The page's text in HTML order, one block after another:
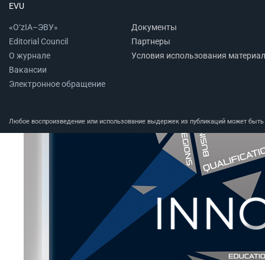
EVU
«O‘zIA–ЭВУ»
Editorial Council
О журнале
Вакансии
Электронное обращение
Документы
Партнеры
Условия использования
Любое воспроизведение или использование выдержек из публикаций может